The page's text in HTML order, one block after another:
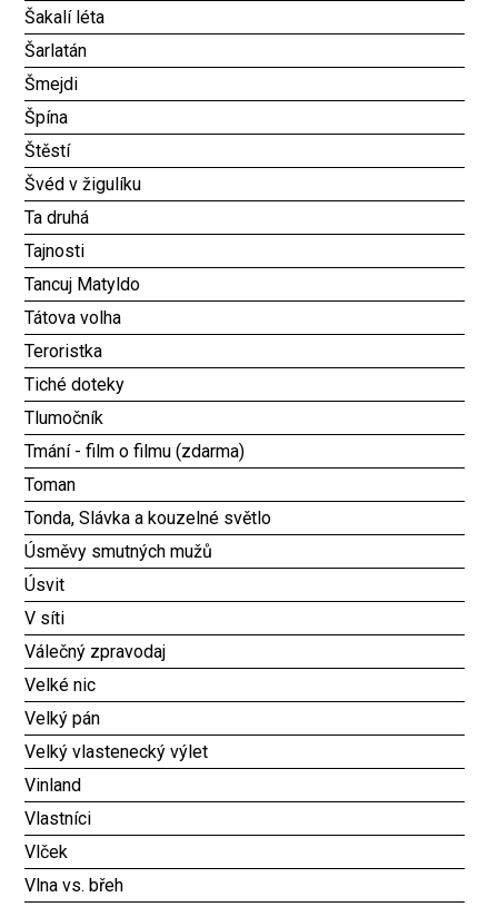
Šakalí léta
Šarlatán
Šmejdi
Špína
Štěstí
Švéd v žigulíku
Ta druhá
Tajnosti
Tancuj Matyldo
Tátova volha
Teroristka
Tiché doteky
Tlumočník
Tmání - film o filmu (zdarma)
Toman
Tonda, Slávka a kouzelné světlo
Úsměvy smutných mužů
Úsvit
V síti
Válečný zpravodaj
Velké nic
Velký pán
Velký vlastenecký výlet
Vinland
Vlastníci
Vlček
Vlna vs. břeh